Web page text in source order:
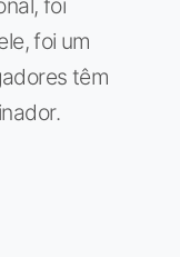
foi um
têm